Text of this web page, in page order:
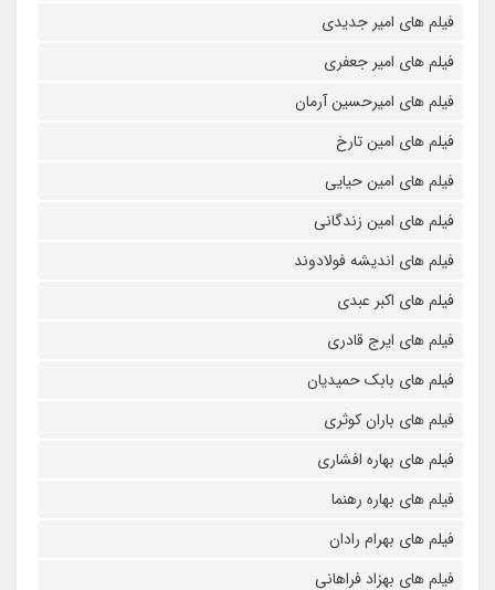
فیلم های امیر جدیدی
فیلم های امیر جعفری
فیلم های امیرحسین آرمان
فیلم های امین تارخ
فیلم های امین حیایی
فیلم های امین زندگانی
فیلم های اندیشه فولادوند
فیلم های اکبر عبدی
فیلم های ایرج قادری
فیلم های بابک حمیدیان
فیلم های باران کوثری
فیلم های بهاره افشاری
فیلم های بهاره رهنما
فیلم های بهرام رادان
فیلم های بهزاد فراهانی